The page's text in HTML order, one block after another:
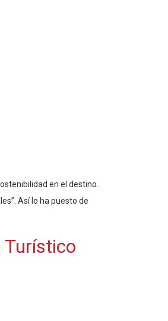
en el destino.
Así lo ha puesto de
Turístico